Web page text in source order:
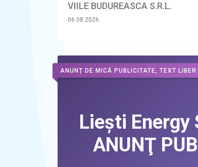
VIILE BUDUREASCA S.R.L.
06.08.2026
ANUNȚ DE MICĂ PUBLICITATE, TEXT LIBER